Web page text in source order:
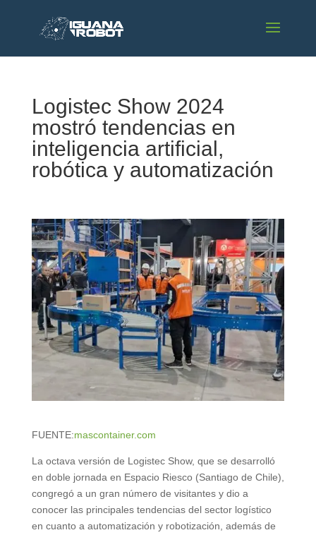
Logistec Show 2024
mostró tendencias en
inteligencia artificial,
robótica y automatización
FUENTE:mascontainer.com
La octava versión de Logistec Show, que se desarrolló
en doble jornada en Espacio Riesco (Santiago de Chile),
congregó a un gran número de visitantes y dio a
conocer las principales tendencias del sector logístico
en cuanto a automatización y robotización, además de